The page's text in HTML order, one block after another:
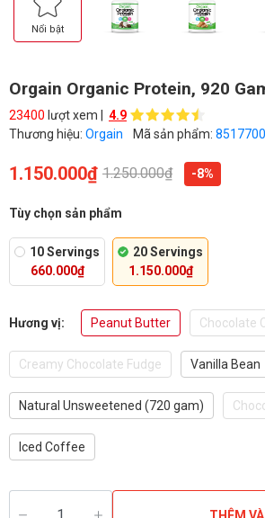
Nổi bật
Orgain Organic Protein, 920
23400 lượt xem |
4.9
Thương hiệu: Orgain Mã sản phẩm:
1.150.000₫ 1.250.000₫ -8%
Tùy chọn sản phẩm
10 Servings
660.000₫
20 Servings
1.150.000₫
Hương vị: Peanut Butter Chocolate
Creamy Chocolate Fudge Vanilla Bean
Natural Unsweetened (720 gam)
Iced Coffee